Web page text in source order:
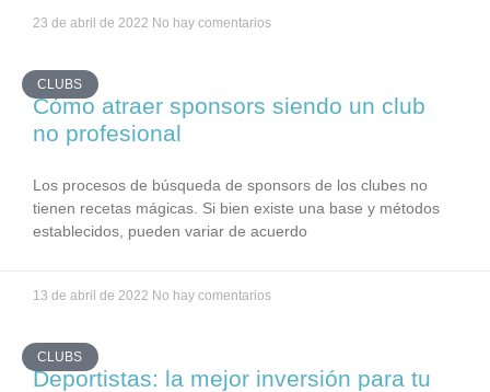
23 de abril de 2022 No hay comentarios
CLUBS
Cómo atraer sponsors siendo un club
no profesional
Los procesos de búsqueda de sponsors de los clubes no
tienen recetas mágicas. Si bien existe una base y métodos
establecidos, pueden variar de acuerdo
13 de abril de 2022 No hay comentarios
CLUBS
Deportistas: la mejor inversión para tu